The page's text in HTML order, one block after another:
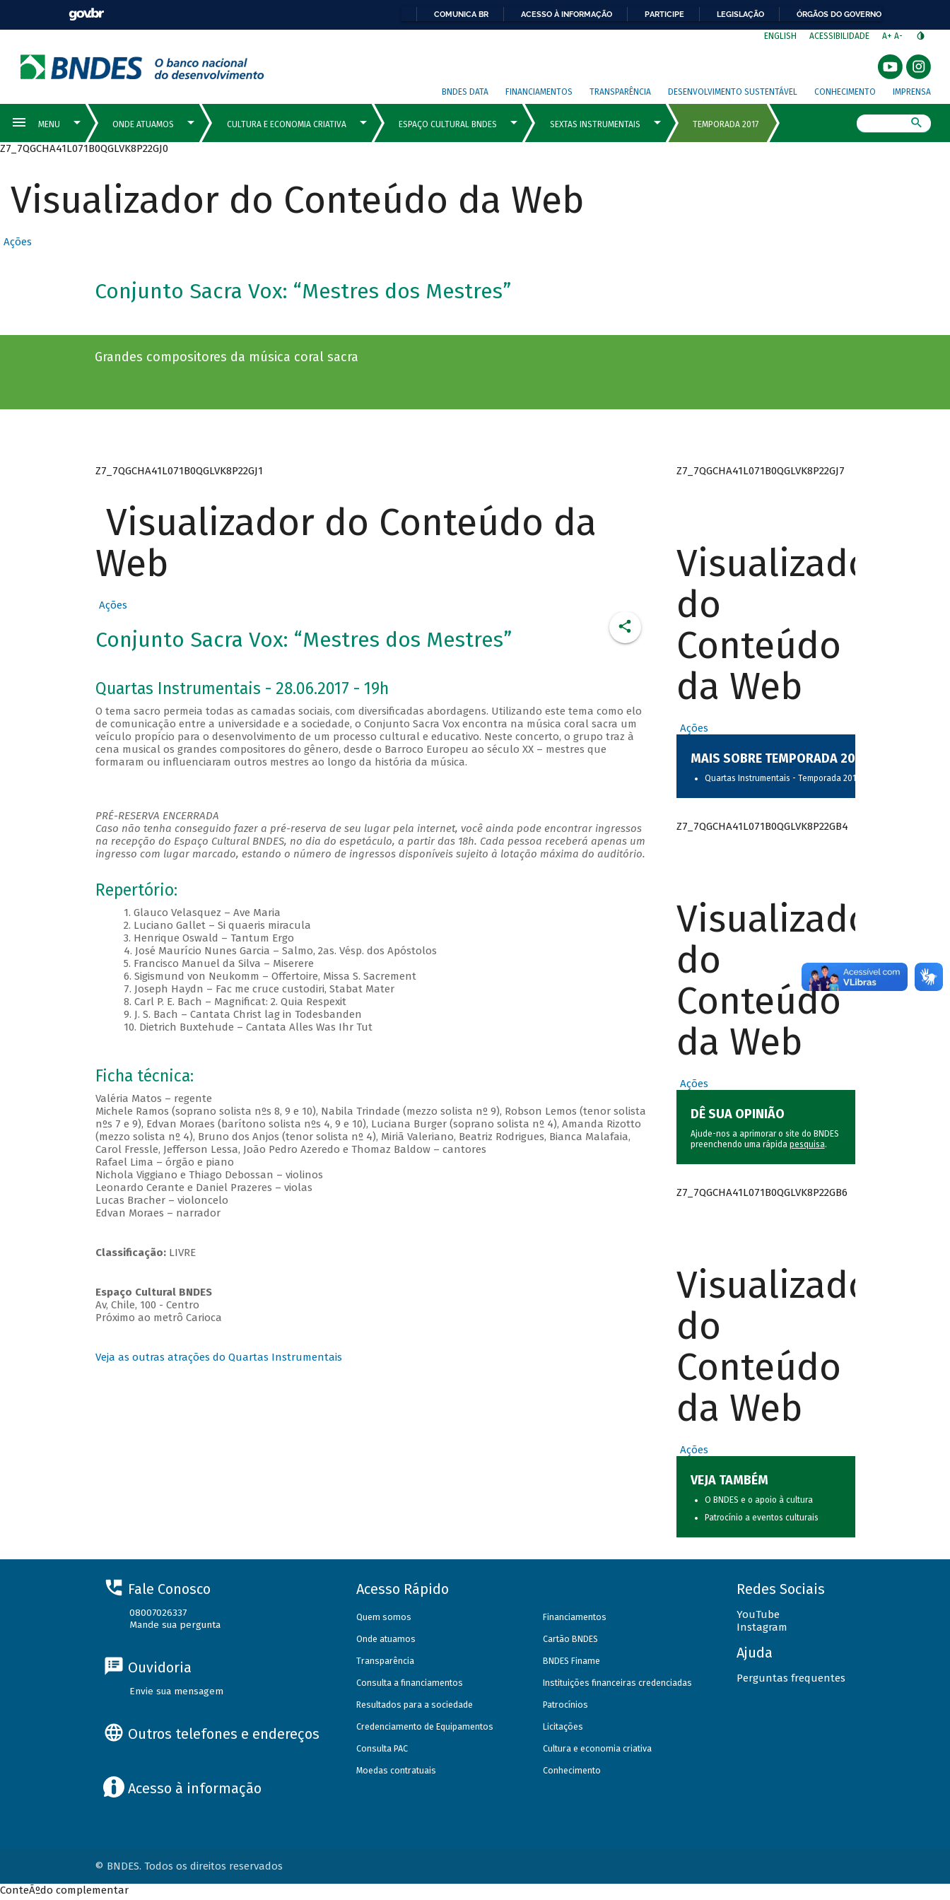
COMUNICA BR ACESSO À INFORMAÇÃO PARTICIPE LEGISLAÇÃO ÓRGÃOS DO GOVERNO
ENGLISH ACESSIBILIDADE A+ A-
BNDES DATA FINANCIAMENTOS TRANSPARÊNCIA DESENVOLVIMENTO SUSTENTÁVEL CONHECIMENTO IMPRENSA
Z7_7QGCHA41L071B0QGLVK8P22GJ0
Visualizador do Conteúdo da Web
Ações
Conjunto Sacra Vox: “Mestres dos Mestres”
Grandes compositores da música coral sacra
Z7_7QGCHA41L071B0QGLVK8P22GJ1
Visualizador do Conteúdo da
Web
Ações
Conjunto Sacra Vox: “Mestres dos Mestres”
Quartas Instrumentais - 28.06.2017 - 19h
O tema sacro permeia todas as camadas sociais, com diversificadas abordagens. Utilizando este tema como elo
de comunicação entre a universidade e a sociedade, o Conjunto Sacra Vox encontra na música coral sacra um
veículo propício para o desenvolvimento de um processo cultural e educativo. Neste concerto, o grupo traz à
cena musical os grandes compositores do gênero, desde o Barroco Europeu ao século XX – mestres que
formaram ou influenciaram outros mestres ao longo da história da música.
PRÉ-RESERVA ENCERRADA
Caso não tenha conseguido fazer a pré-reserva de seu lugar pela internet, você ainda pode encontrar ingressos
na recepção do Espaço Cultural BNDES, no dia do espetáculo, a partir das 18h. Cada pessoa receberá apenas um
ingresso com lugar marcado, estando o número de ingressos disponíveis sujeito à lotação máxima do auditório.
Repertório:
1. Glauco Velasquez – Ave Maria
2. Luciano Gallet – Si quaeris miracula
3. Henrique Oswald – Tantum Ergo
4. José Maurício Nunes Garcia – Salmo, 2as. Vésp. dos Apóstolos
5. Francisco Manuel da Silva – Miserere
6. Sigismund von Neukomm – Offertoire, Missa S. Sacrement
7. Joseph Haydn – Fac me cruce custodiri, Stabat Mater
8. Carl P. E. Bach – Magnificat: 2. Quia Respexit
9. J. S. Bach – Cantata Christ lag in Todesbanden
10. Dietrich Buxtehude – Cantata Alles Was Ihr Tut
Ficha técnica:
Valéria Matos – regente
Michele Ramos (soprano solista nºs 8, 9 e 10), Nabila Trindade (mezzo solista nº 9), Robson Lemos (tenor solista
nºs 7 e 9), Edvan Moraes (barítono solista nºs 4, 9 e 10), Luciana Burger (soprano solista nº 4), Amanda Rizotto
(mezzo solista nº 4), Bruno dos Anjos (tenor solista nº 4), Miriã Valeriano, Beatriz Rodrigues, Bianca Malafaia,
Carol Fressle, Jefferson Lessa, João Pedro Azeredo e Thomaz Baldow – cantores
Rafael Lima – órgão e piano
Nichola Viggiano e Thiago Debossan – violinos
Leonardo Cerante e Daniel Prazeres – violas
Lucas Bracher – violoncelo
Edvan Moraes – narrador
Classificação:LIVRE
Espaço Cultural BNDES
Av, Chile, 100 - Centro
Próximo ao metrô Carioca
Veja as outras atrações do Quartas Instrumentais
Z7_7QGCHA41L071B0QGLVK8P22GJ7
Visualizador
do
Conteúdo
da Web
Ações
MAIS SOBRE TEMPORADA 2017
Quartas Instrumentais - Temporada 2017
Z7_7QGCHA41L071B0QGLVK8P22GB4
Visualizador
do
Conteúdo
da Web
Ações
DÊ SUA OPINIÃO
Ajude-nos a aprimorar o site do BNDES
preenchendo uma rápida pesquisa.
Z7_7QGCHA41L071B0QGLVK8P22GB6
Visualizador
do
Conteúdo
da Web
Ações
VEJA TAMBÉM
O BNDES e o apoio à cultura
Patrocínio a eventos culturais
Fale Conosco
08007026337
Mande sua pergunta
Ouvidoria
Envie sua mensagem
Outros telefones e endereços
Acesso à informação
Acesso Rápido
Quem somos
Onde atuamos
Transparência
Consulta a financiamentos
Resultados para a sociedade
Credenciamento de Equipamentos
Consulta PAC
Moedas contratuais
Financiamentos
Cartão BNDES
BNDES Finame
Instituições financeiras credenciadas
Patrocínios
Licitações
Cultura e economia criativa
Conhecimento
Redes Sociais
YouTube
Instagram
Ajuda
Perguntas frequentes
© BNDES. Todos os direitos reservados
ConteÃºdo complementar